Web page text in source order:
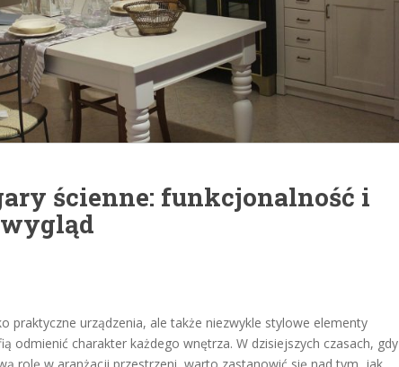
ścienne: funkcjonalność i
praktyczne urządzenia, ale także niezwykle stylowe elementy
odmienić charakter każdego wnętrza. W dzisiejszych czasach, gdy